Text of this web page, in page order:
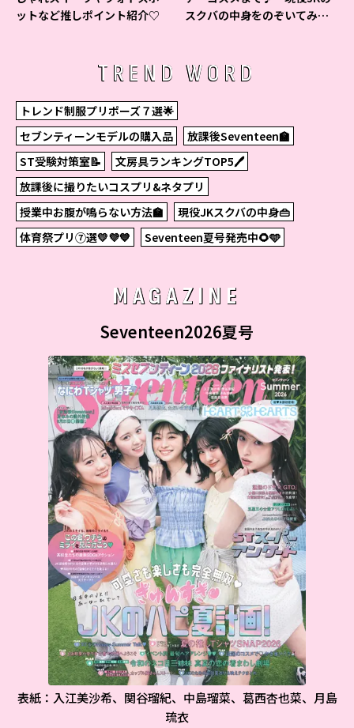
ットなど推しポイント紹介♡
スクバの中身をのぞいてみ
TREND WORD
トレンド制服プリポーズ７選🌟
セブンティーンモデルの購入品
放課後Seventeen🏫
ST受験対策室📝
文房具ランキングTOP5🖊
放課後に撮りたいコスプリ&ネタプリ
授業中お腹が鳴らない方法🏫
現役JKスクバの中身👜
体育祭プリ⑦選💛💜💙
Seventeen夏号発売中🌻🩵
MAGAZINE
Seventeen2026夏号
表紙：入江美沙希、関谷瑠紀、中島瑠菜、葛西杏也菜、月島
琉衣